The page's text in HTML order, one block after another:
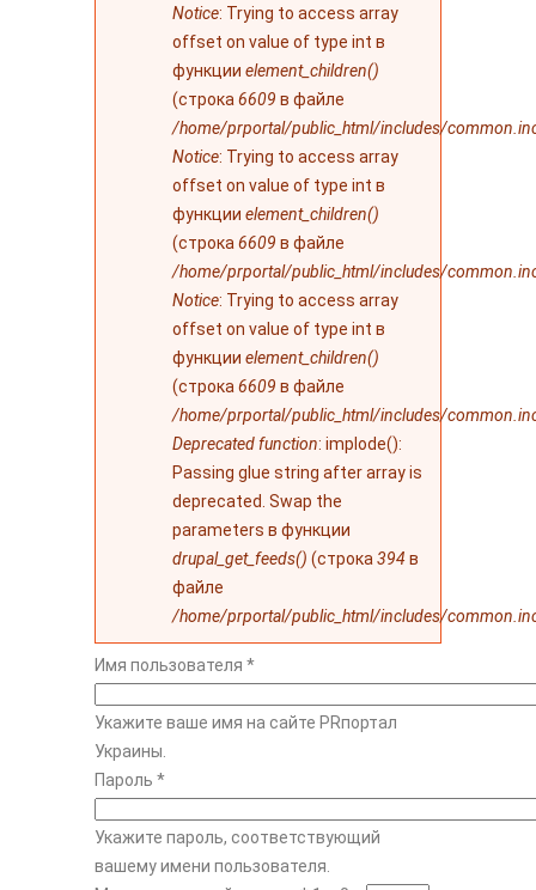
Notice: Trying to access array
offset on value of type int в
функции element_children()
(строка 6609 в файле
/home/prportal/public_html/includes/
Notice: Trying to access array
offset on value of type int в
функции element_children()
(строка 6609 в файле
/home/prportal/public_html/includes/
Notice: Trying to access array
offset on value of type int в
функции element_children()
(строка 6609 в файле
/home/prportal/public_html/includes/
Deprecated function: implode():
Passing glue string after array is
deprecated. Swap the
parameters в функции
drupal_get_feeds() (строка 394в
файле
/home/prportal/public_html/includes/
Имя пользователя *
Укажите ваше имя на сайте PRпортал
Украины.
Пароль *
Укажите пароль, соответствующий
вашему имени пользователя.